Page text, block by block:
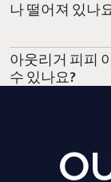
나 떨어져 있나
아웃리거 피피
수 있나요?